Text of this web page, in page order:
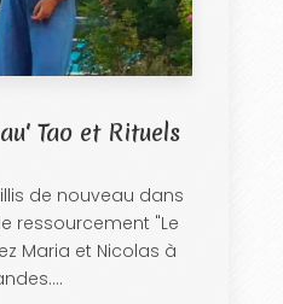
Tao et Rituels
de nouveau dans
ressourcement "Le
Maria et Nicolas à